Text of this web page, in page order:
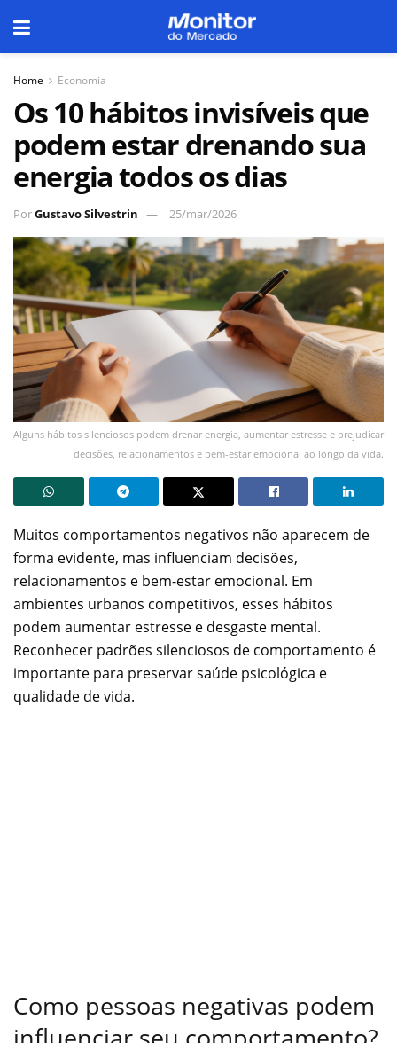
Home Economia
Os 10 hábitos invisíveis que
podem estar drenando sua
energia todos os dias
PorGustavo Silvestrin 25/mar/2026
Alguns hábitos silenciosos podem drenar energia, aumentar estresse e prejudicar
decisões, relacionamentos e bem-estar emocional ao longo da vida.
Muitos comportamentos negativos não aparecem de
forma evidente, mas influenciam decisões,
relacionamentos e bem-estar emocional. Em
ambientes urbanos competitivos, esses hábitos
podem aumentar estresse e desgaste mental.
Reconhecer padrões silenciosos de comportamento é
importante para preservar saúde psicológica e
qualidade de vida.
Como pessoas negativas podem